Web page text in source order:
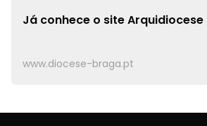
Já conhece o siteArquidiocese
www.diocese-braga.pt